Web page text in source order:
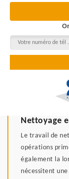
Nettoyage
Le travail de
opérations
également la
nécessitent